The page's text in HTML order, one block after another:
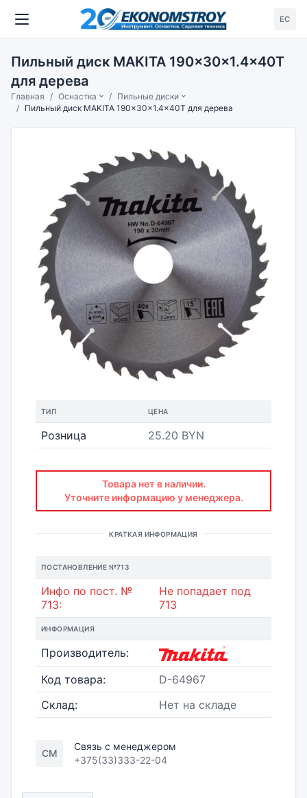
ЕС
Пильный диск MAKITA 190x30x1.4x40T
для дерева
Главная Оснастка
Пильные диски
Пильный диск MAKITA 190x30x1.4x40T для дерева
ТИП ЦЕНА
Розница 25.20 BYN
Товара нет в наличии.
Уточните информацию у менеджера.
КРАТКАЯ ИНФОРМАЦИЯ
ПОСТАНОВЛЕНИЕ №713
Инфо по пост. №
713:
Не попадает под
713
ИНФОРМАЦИЯ
Производитель:
Код товара:
D-64967
Склад:
Нет на складе
СМ
Связь с менеджером
+375(33)333-22-04